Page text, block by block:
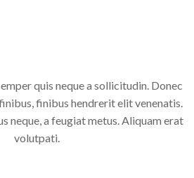
quis neque a sollicitudin. Donec
finibus hendrerit elit venenatis.
neque, a feugiat metus. Aliquam erat
volutpati.